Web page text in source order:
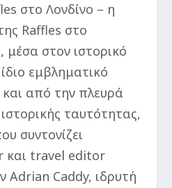
στο Λονδίνο – η
Raffles στο
μέσα στον ιστορικό
εμβληματικό
από την πλευρά
ταυτότητας,
συντονίζει
και travel editor
Adrian Caddy, ιδρυτή